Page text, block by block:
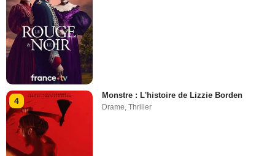
4
Monstre : L'histoire de Lizzie Borden
Drame,Thriller